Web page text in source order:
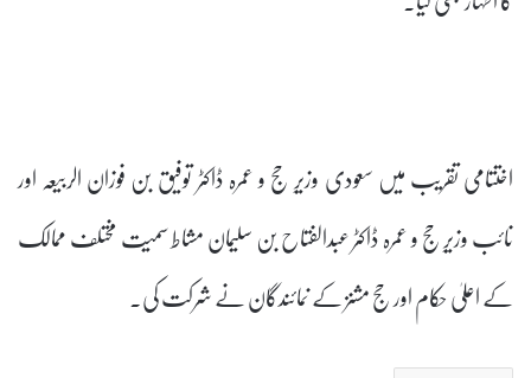
اختتامی تقریب میں سعودی وزیرِ حج و عمرہ ڈاکٹر توفیق بن فوزان الربیعہ اور
نائب وزیرِ حج و عمرہ ڈاکٹر عبدالفتاح بن سلیمان مشاط سمیت مختلف ممالک
کے اعلیٰ حکام اور حج مشنز کے نمائندگان نے شرکت کی۔